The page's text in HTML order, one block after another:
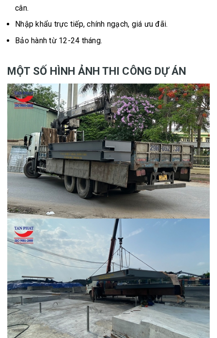
cân.
Nhập khẩu trực tiếp, chính ngạch, giá ưu đãi.
Bảo hành từ 12-24 tháng.
MỘT SỐ HÌNH ẢNH THI CÔNG DỰ ÁN